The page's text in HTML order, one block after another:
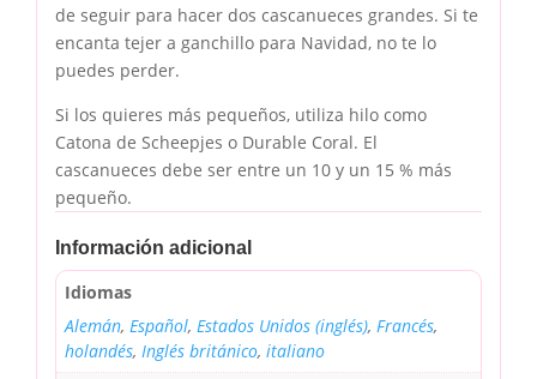
de seguir para hacer dos cascanueces grandes. Si te
encanta tejer a ganchillo para Navidad, no te lo
puedes perder.
Si los quieres más pequeños, utiliza hilo como
Catona de Scheepjes o Durable Coral. El
cascanueces debe ser entre un 10 y un 15 % más
pequeño.
Información adicional
Idiomas
Alemán, Español, Estados Unidos (inglés), Francés,
holandés, Inglés británico, italiano